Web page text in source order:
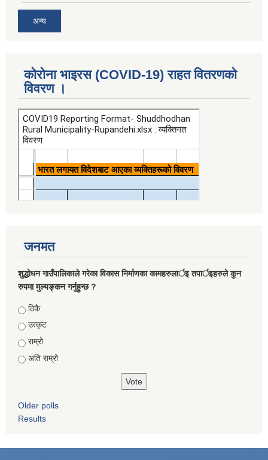
अन्य
कोरोना भाइरस (COVID-19) राहत वितरणको
विवरण ।
जनमत
शुद्धोधन गाउँपालिकाले गरेका विकास निर्माणका कामहरुलार्इ तपार्इहरुले कुन
रुपमा मुल्यङ्कन गर्नुहुन्छ ?
Choices
ठिकै
उत्कृट
राम्रो
अति राम्रो
Older polls
Results